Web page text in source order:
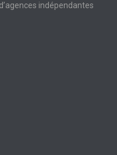
indépendantes